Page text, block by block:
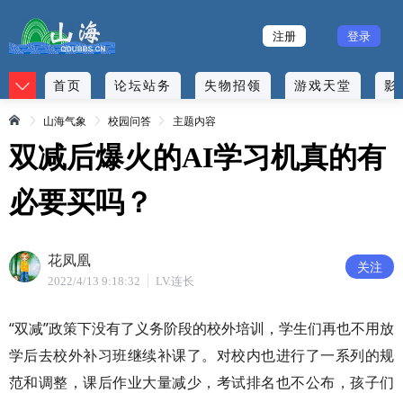
注册 登录
首页 论坛站务 失物招领 游戏天堂 影
山海气象 校园问答 主题内容
双减后爆火的AI学习机真的有
必要买吗？
花凤凰
2022/4/13 9:18:32 LV.连长
关注
“双减”政策下没有了义务阶段的校外培训，学生们再也不用放
学后去校外补习班继续补课了。对校内也进行了一系列的规
范和调整，课后作业大量减少，考试排名也不公布，孩子们